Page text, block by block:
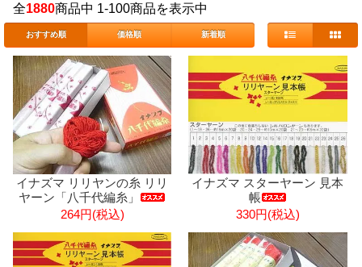
全1880商品中 1-100商品を表示中
おすすめ順 価格順 新着順
イナズマ リリヤンの糸 リリ
ヤーン「八千代編糸」
264円(税込)
イナズマ スターヤーン 見本
帳
330円(税込)